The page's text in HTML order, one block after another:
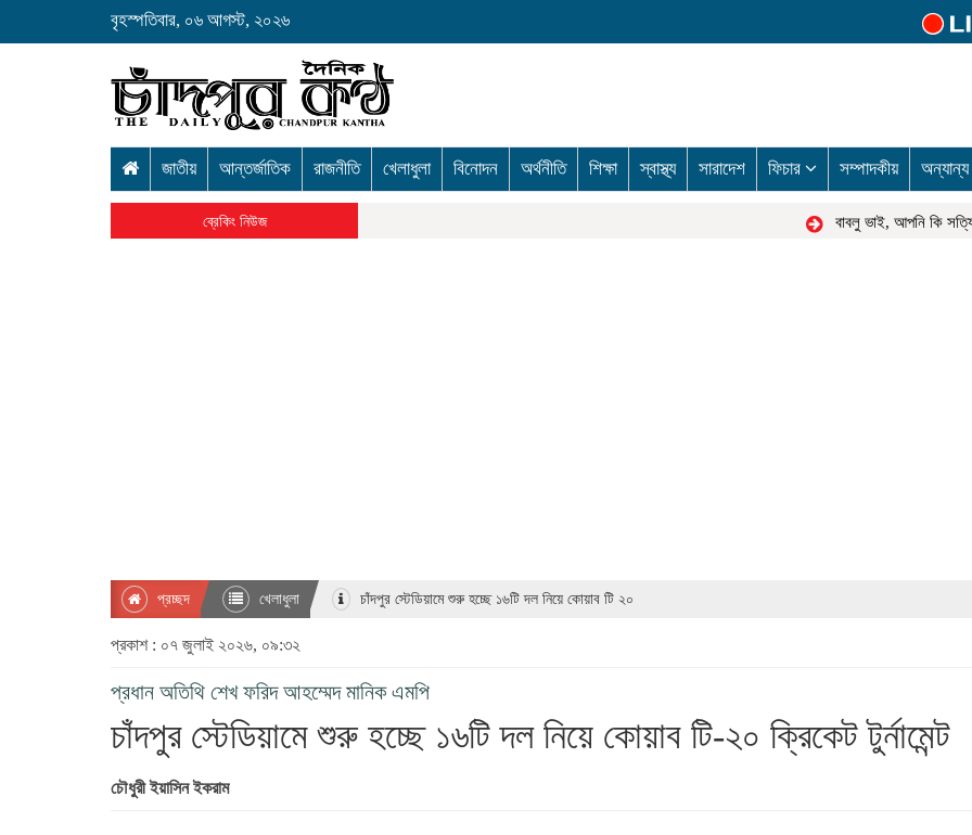
বৃহস্পতিবার, ০৬ আগস্ট, ২০২৬
জাতীয় আন্তর্জাতিক রাজনীতি খেলাধুলা বিনোদন অর্থনীতি শিক্ষা স্বাস্থ্য সারাদেশ ফিচার সম্পাদকীয় অন্যান্য
ব্রেকিং নিউজ বাবলু ভাই, আপনি কি সত্যিই
প্রচ্ছদ খেলাধুলা চাঁদপুর স্টেডিয়ামে শুরু হচ্ছে ১৬টি দল নিয়ে কোয়াব টি ২০
প্রকাশ : ০৭ জুলাই ২০২৬, ০৯:৩২
প্রধান অতিথি শেখ ফরিদ আহম্মেদ মানিক এমপি
চাঁদপুর স্টেডিয়ামে শুরু হচ্ছে ১৬টি দল নিয়ে কোয়াব টি-২০ ক্রিকেট টুর্নামেন্ট
চৌধুরী ইয়াসিন ইকরাম